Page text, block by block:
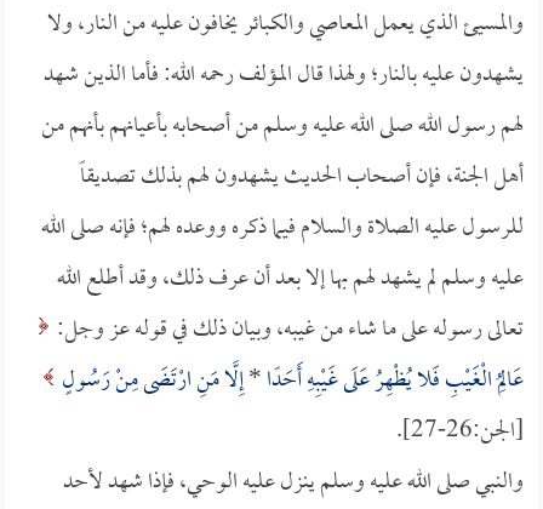
والمسيئ الذي يعمل المعاصي والكبائر يخافون عليه من النار، ولا
يشهدون عليه بالنار؛ ولهذا قال المؤلف رحمه الله: فأما الذين شهد
لهم رسول الله صلى الله عليه وسلم من أصحابه بأعيانهم بأنهم من
أهل الجنة، فإن أصحاب الحديث يشهدون لهم بذلك تصديقاً
للرسول عليه الصلاة والسلام فيما ذكره ووعده لهم؛ فإنه صلى الله
عليه وسلم لم يشهد لهم بها إلا بعد أن عرف ذلك، وقد أطلع الله
تعالى رسوله على ما شاء من غيبه، وبيان ذلك في قوله عز وجل:
عَالِمُ الْغَيْبِ فَلا يُظْهِرُ عَلَى غَيْبِهِ أَحَدًا*إِلَّا مَنِ ارْتَضَى مِنْ رَسُولٍ
[الجن:26-27].
والنبي صلى الله عليه وسلم ينزل عليه الوحي، فإذا شهد لأحد